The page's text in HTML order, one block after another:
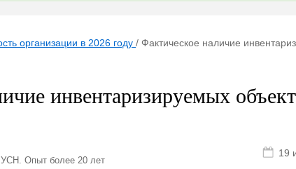
организации в 2026 году / Фактическое наличие
инвентаризируемых
Опыт более 20 лет
19